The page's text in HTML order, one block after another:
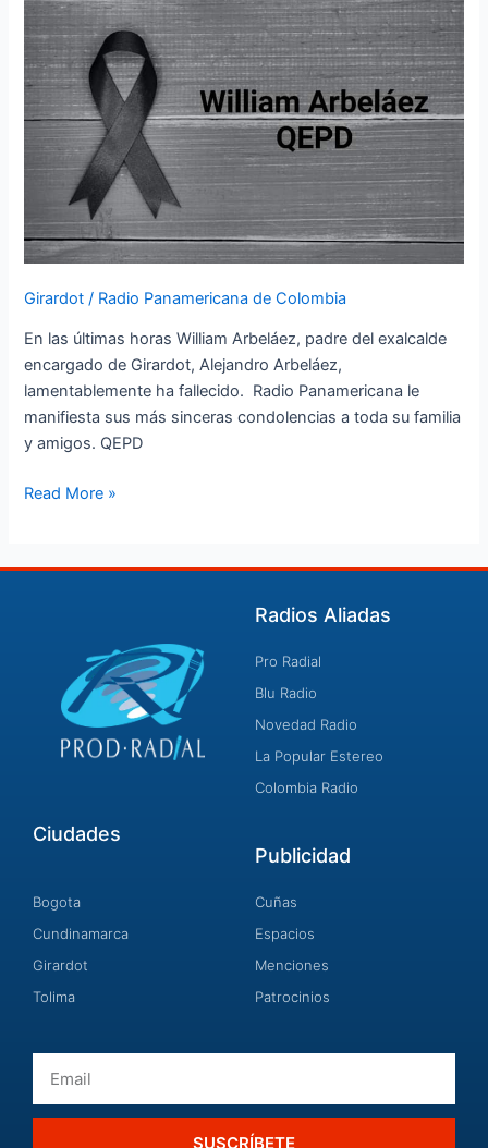
Girardot / Radio Panamericana de Colombia
En las últimas horas William Arbeláez, padre del exalcalde
encargado de Girardot, Alejandro Arbeláez,
lamentablemente ha fallecido. Radio Panamericana le
manifiesta sus más sinceras condolencias a toda su familia
y amigos. QEPD
municipal
en
Girardot
Read More »
Radios Aliadas
Pro Radial
Blu Radio
Novedad Radio
La Popular Estereo
Colombia Radio
Ciudades
Bogota
Cundinamarca
Girardot
Tolima
Publicidad
Cuñas
Espacios
Menciones
Patrocinios
SUSCRÍBETE